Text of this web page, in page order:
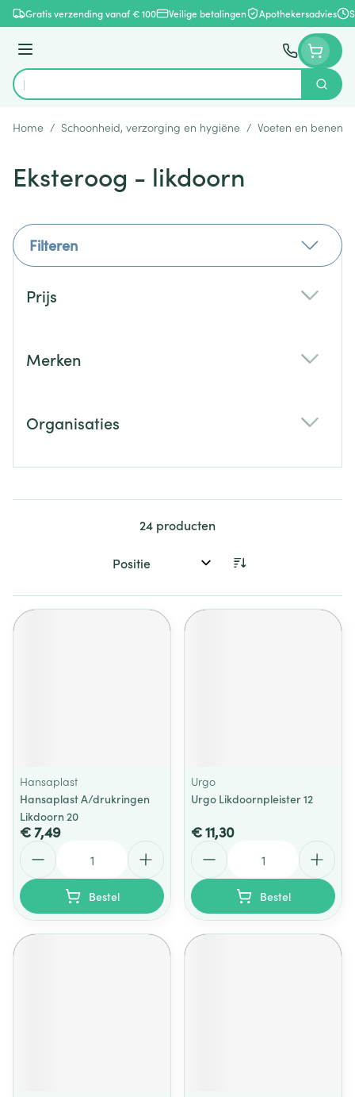
Ga naar de inhoud
Gratis verzending vanaf € 100 Veilige betalingen Apothekersadvies
Menu
Product, merk, categorie...
Zoek
Home / Schoonheid, verzorging en hygiëne / Voeten en benen
Eksteroog - likdoorn
Filteren
Prijs
Merken
Organisaties
24 producten
Sorteer op:
Hansaplast
Hansaplast A/drukringen
Likdoorn 20
€ 7,49
Bestel
Urgo
Urgo Likdoornpleister 12
€ 11,30
Bestel